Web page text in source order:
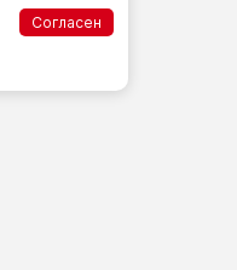
Согласен